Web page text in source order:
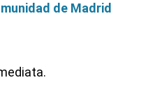
de Madrid